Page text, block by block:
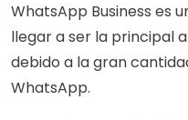
WhatsApp Business es
llegar a ser la principal
debido a la gran
WhatsApp.